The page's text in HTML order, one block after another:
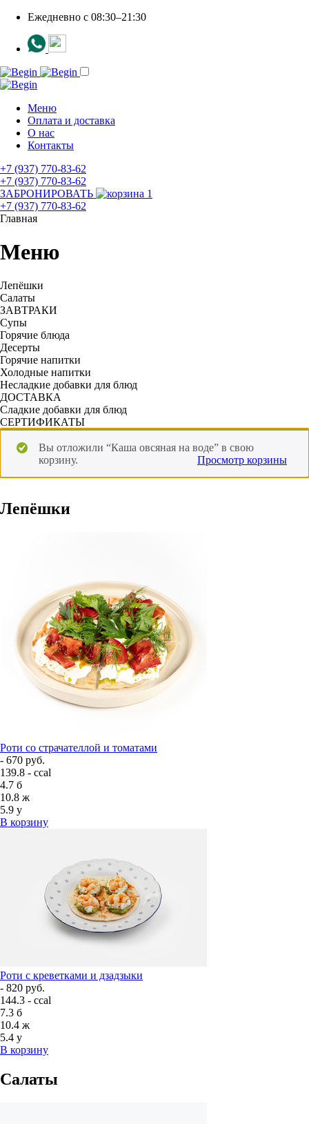
Ежедневно c 08:30–21:30
Меню
Оплата и доставка
О нас
Контакты
+7 (937) 770-83-62
+7 (937) 770-83-62
ЗАБРОНИРОВАТЬ
1
+7 (937) 770-83-62
Главная
Меню
Лепёшки
Салаты
ЗАВТРАКИ
Супы
Горячие блюда
Десерты
Горячие напитки
Холодные напитки
Несладкие добавки для блюд
ДОСТАВКА
Сладкие добавки для блюд
СЕРТИФИКАТЫ
Вы отложили “Каша овсяная на воде” в свою
корзину.
Просмотр корзины
Лепёшки
Роти со страчателлой и томатами
- 670 руб.
139.8 - ccal
4.7 б
10.8 ж
5.9 у
В корзину
Роти с креветками и дзадзыки
- 820 руб.
144.3 - ccal
7.3 б
10.4 ж
5.4 у
В корзину
Салаты